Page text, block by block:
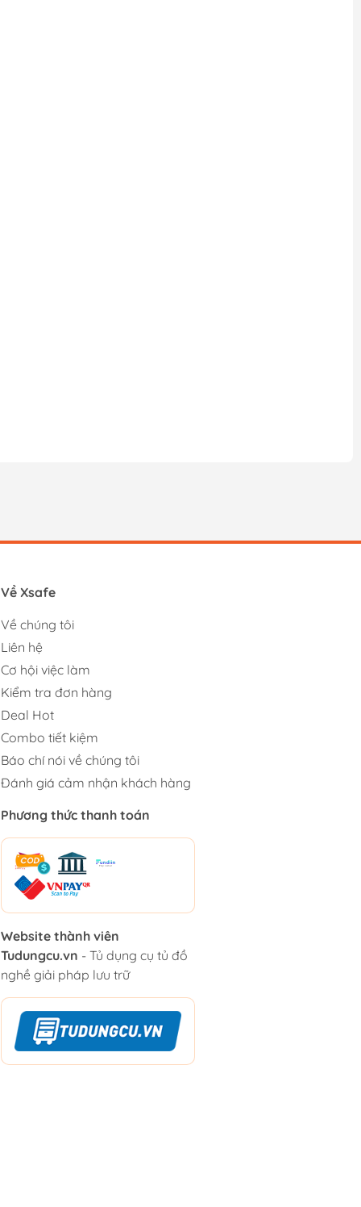
Về Xsafe
Về chúng tôi
Liên hệ
Cơ hội việc làm
Kiểm tra đơn hàng
Deal Hot
Combo tiết kiệm
Báo chí nói về chúng tôi
Đánh giá cảm nhận khách hàng
Phương thức thanh toán
Website thành viên
Tudungcu.vn - Tủ dụng cụ tủ đồ
nghề giải pháp lưu trữ